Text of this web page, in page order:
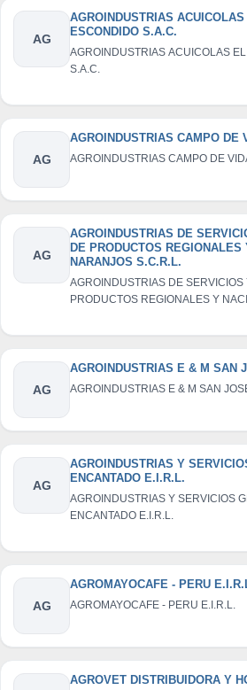
AG
AGROINDUSTRIAS
ESCONDIDO S.A.C.
AGROINDUSTRIAS ACUICOLAS
S.A.C.
AG
AGROINDUSTRIAS CAMPO DE
AGROINDUSTRIAS CAMPO DE
AG
AGROINDUSTRIAS DE
DE PRODUCTOS REGIONALES
NARANJOS S.C.R.L.
AGROINDUSTRIAS DE
PRODUCTOS REGIONALES Y
AG
AGROINDUSTRIAS E & M SAN
AGROINDUSTRIAS E & M SAN
AG
AGROINDUSTRIAS Y
ENCANTADO E.I.R.L.
AGROINDUSTRIAS Y SERVICIOS
ENCANTADO E.I.R.L.
AG
AGROMAYOCAFE - PERU
AGROMAYOCAFE - PERU E.I.R.L.
AGROVET DISTRIBUIDORA Y